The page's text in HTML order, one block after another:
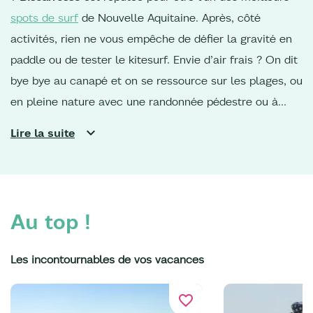
spots de surf de Nouvelle Aquitaine. Après, côté
activités, rien ne vous empêche de défier la gravité en
paddle ou de tester le kitesurf. Envie d’air frais ? On dit
bye bye au canapé et on se ressource sur les plages, ou
en pleine nature avec une randonnée pédestre ou à
croquer quelques huîtres…
Grands Lacs s’engage au quotidien pour préserver et
Lire la suite
Au top !
Les incontournables de vos vacances
favorite_border